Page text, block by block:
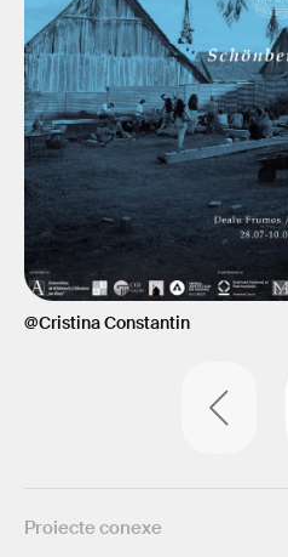
@Cristina Constantin
Proiecte conexe